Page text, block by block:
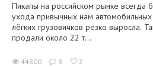
Пикапы на российском рынке всегда
ухода привычных нам
лёгких грузовичков резко выросла.
продали около 22 т...
44800 8 2